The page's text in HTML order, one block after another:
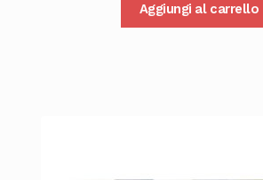
Aggiungi al carrello